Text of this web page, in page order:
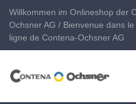
Willkommen im Onlineshop der
Ochsner AG / Bienvenue dans
ligne de Contena-Ochsner AG